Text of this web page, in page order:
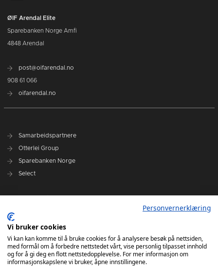
ØIF Arendal Elite
Sparebanken Norge Amfi
4848 Arendal
post@oifarendal.no
908 61 066
oifarendal.no
Samarbeidspartnere
Otterlei Group
Sparebanken Norge
Select
Spillerstall
Administrasjon
Styret
Personvernerklæring
Vi bruker cookies
Vi kan kan komme til å bruke cookies for å analysere besøk på nettsiden,
med formål om å forbedre nettstedet vårt, vise personlig tilpasset innhold
og for å gi deg en flott nettstedopplevelse. For mer informasjon om
informasjonskapslene vi bruker, åpne innstillingene.